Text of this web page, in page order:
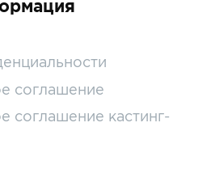
соглашение
соглашение кастинг-